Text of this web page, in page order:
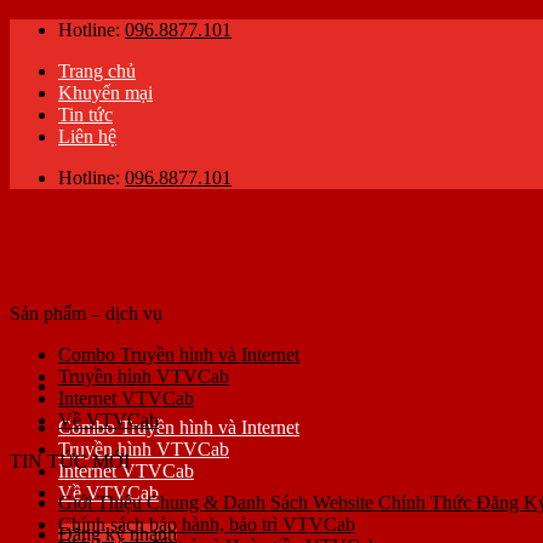
Skip
content
Hotline: 096.8877.101
Trang chủ
Khuyến mại
Tin tức
Liên hệ
Hotline: 096.8877.101
Combo Truyền hình và Internet
Truyền hình VTVCab
Internet VTVCab
Về VTVCab
Đăng ký nhanh
Sản phẩm – dịch vụ
Combo Truyền hình và Internet
Truyền hình VTVCab
Internet VTVCab
Về VTVCab
TIN TỨC MỚI
Giới Thiệu Chung & Danh Sách Website Chính Thức Đăng
Chính sách bảo hành, bảo trì VTVCab